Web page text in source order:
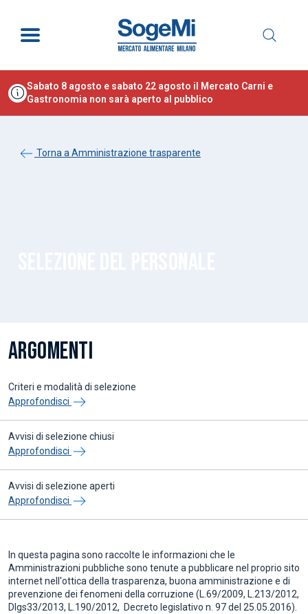
Sabato 8 agosto e sabato 22 agosto il Mercato Carni e
Gastronomia non sarà aperto al pubblico
Torna a Amministrazione trasparente
ARGOMENTI
Criteri e modalità di selezione
Approfondisci
Avvisi di selezione chiusi
Approfondisci
Avvisi di selezione aperti
Approfondisci
In questa pagina sono raccolte le informazioni che le
Amministrazioni pubbliche sono tenute a pubblicare nel proprio sito
internet nell'ottica della trasparenza, buona amministrazione e di
prevenzione dei fenomeni della corruzione (L.69/2009, L.213/2012,
Dlgs33/2013, L.190/2012, Decreto legislativo n. 97 del 25.05.2016).